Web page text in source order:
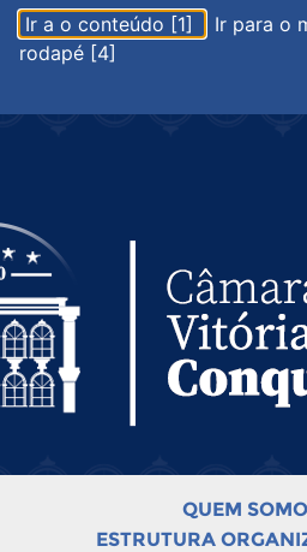
Ir a o conteúdo [1] Ir para o
rodapé [4]
QUEM
ESTRUTURA